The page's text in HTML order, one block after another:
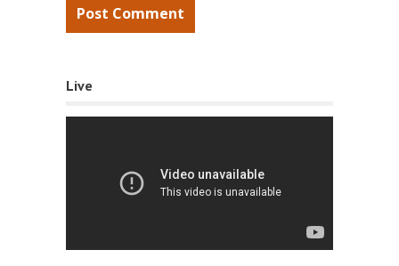
Live